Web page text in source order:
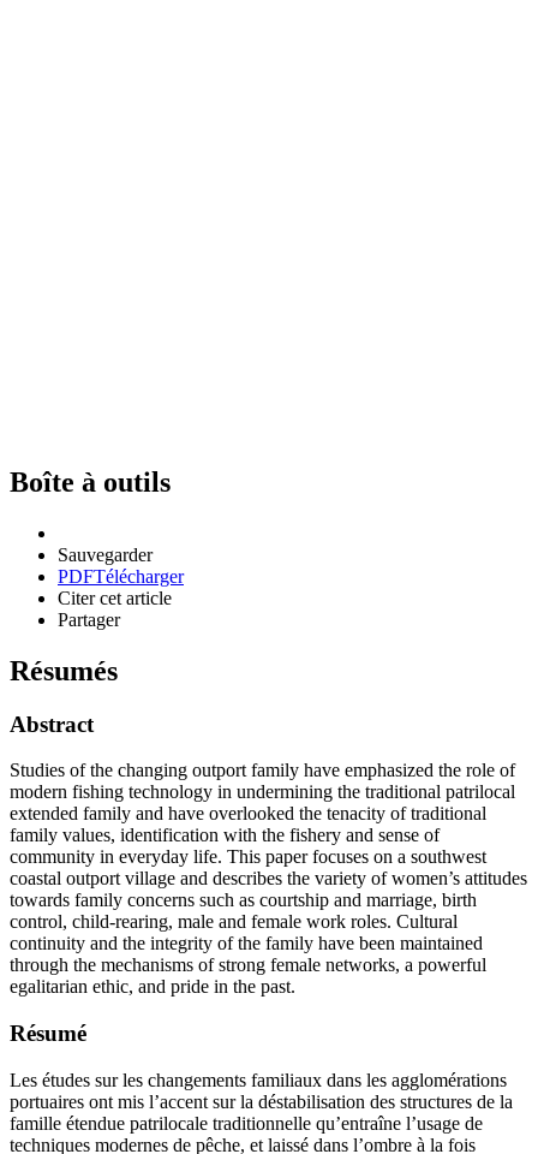
Boîte à outils
Sauvegarder
PDFTélécharger
Citer cet article
Partager
Résumés
Abstract
Studies of the changing outport family have emphasized the role of
modern fishing technology in undermining the traditional patrilocal
extended family and have overlooked the tenacity of traditional
family values, identification with the fishery and sense of
community in everyday life. This paper focuses on a southwest
coastal outport village and describes the variety of women’s attitudes
towards family concerns such as courtship and marriage, birth
control, child-rearing, male and female work roles. Cultural
continuity and the integrity of the family have been maintained
through the mechanisms of strong female networks, a powerful
egalitarian ethic, and pride in the past.
Résumé
Les études sur les changements familiaux dans les agglomérations
portuaires ont mis l’accent sur la déstabilisation des structures de la
famille étendue patrilocale traditionnelle qu’entraîne l’usage de
techniques modernes de pêche, et laissé dans l’ombre à la fois